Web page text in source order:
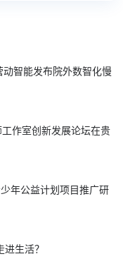
智能发布院外数智化慢
工作室创新发展论坛在贵
年公益计划项目推广研
生活？